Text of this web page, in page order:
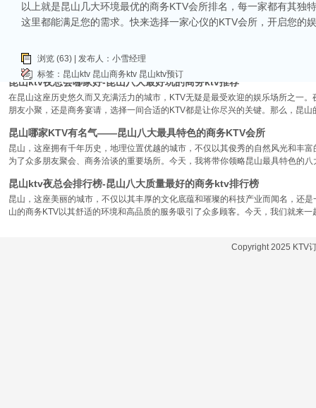
昆山市区周边有哪些好玩的ktv-昆山五大高端ktv排名
KTV排名，带你领略一下这其中的魅力！
昆山ktv夜总会哪家好-昆山八大最好玩的商务ktv推荐
在昆山这座历史悠久而又充满活力的城市，KTV无疑是最受欢迎的娱乐场所之一
朋友小聚，还是商务宴请，选择一间合适的KTV都是让你尽兴的关键。那么，昆
昆山哪家KTV有名气——昆山八大最具特色的商务KTV会所
昆山，这座拥有千年历史，地理位置优越的城市，不仅以其俊秀的自然风光和丰
为了众多朋友聚会、商务洽谈的重要场所。今天，我将带你领略昆山最具特色的
昆山ktv夜总会排行榜-昆山八大质量最好的商务ktv排行榜
昆山，这座美丽的城市，不仅以其丰厚的文化底蕴和璀璨的科技产业而闻名，还
山的商务KTV以其舒适的环境和高品质的服务吸引了众多顾客。今天，我们就来
以上就是昆山几大环境最优的商务KTV会所排名，每一家都有其
这里都能满足您的需求。快来选择一家心仪的KTV会所，开启您的
浏览 (63) | 发布人：小雪经理
标签： 昆山ktv 昆山商务ktv 昆山ktv预订
Copyright 2025 KTV